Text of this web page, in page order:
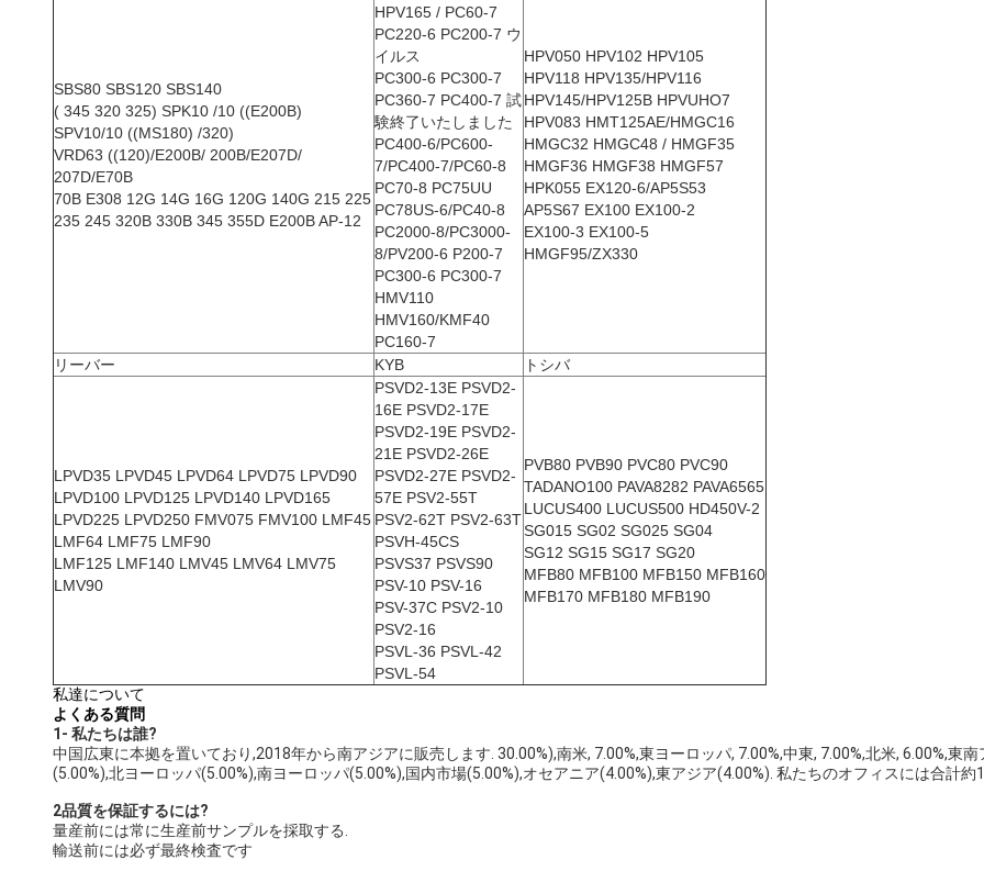
SBS80 SBS120 SBS140
( 345 320 325) SPK10 /10 ((E200B)
SPV10/10 ((MS180) /320)
VRD63 ((120)/E200B/ 200B/E207D/
207D/E70B
70B E308 12G 14G 16G 120G 140G 215 225
235 245 320B 330B 345 355D E200B AP-12
HPV165 / PC60-7
PC220-6 PC200-7 ウ
イルス
PC300-6 PC300-7
PC360-7 PC400-7 試
験終了いたしました
PC400-6/PC600-
7/PC400-7/PC60-8
PC70-8 PC75UU
PC78US-6/PC40-8
PC2000-8/PC3000-
8/PV200-6 P200-7
PC300-6 PC300-7
HMV110
HMV160/KMF40
PC160-7
HPV050 HPV102 HPV105
HPV118 HPV135/HPV116
HPV145/HPV125B HPVUHO7
HPV083 HMT125AE/HMGC16
HMGC32 HMGC48 / HMGF35
HMGF36 HMGF38 HMGF57
HPK055 EX120-6/AP5S53
AP5S67 EX100 EX100-2
EX100-3 EX100-5
HMGF95/ZX330
リーバー KYB トシバ
LPVD35 LPVD45 LPVD64 LPVD75 LPVD90
LPVD100 LPVD125 LPVD140 LPVD165
LPVD225 LPVD250 FMV075 FMV100 LMF45
LMF64 LMF75 LMF90
LMF125 LMF140 LMV45 LMV64 LMV75
LMV90
PSVD2-13E PSVD2-
16E PSVD2-17E
PSVD2-19E PSVD2-
21E PSVD2-26E
PSVD2-27E PSVD2-
57E PSV2-55T
PSV2-62T PSV2-63T
PSVH-45CS
PSVS37 PSVS90
PSV-10 PSV-16
PSV-37C PSV2-10
PSV2-16
PSVL-36 PSVL-42
PSVL-54
PVB80 PVB90 PVC80 PVC90
TADANO100 PAVA8282 PAVA6565
LUCUS400 LUCUS500 HD450V-2
SG015 SG02 SG025 SG04
SG12 SG15 SG17 SG20
MFB80 MFB100 MFB150 MFB160
MFB170 MFB180 MFB190
私達について
よくある質問
1- 私たちは誰?
中国広東に本拠を置いており,2018年から南アジアに販売します. 30.00%),南米, 7.00%,東ヨーロッパ, 7.00%,中東, 7.00%,北米, 6.00%,東
(5.00%),北ヨーロッパ(5.00%),南ヨーロッパ(5.00%),国内市場(5.00%),オセアニア(4.00%),東アジア(4.00%). 私たちのオフィスには合計約
2品質を保証するには?
量産前には常に生産前サンプルを採取する.
輸送前には必ず最終検査です